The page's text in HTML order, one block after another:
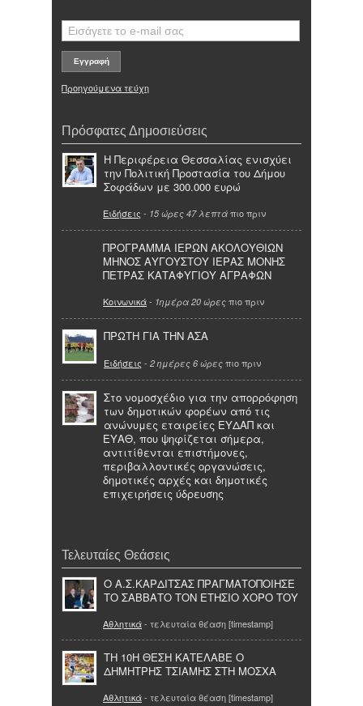
Προηγούμενα τεύχη
Πρόσφατες Δημοσιεύσεις
Η Περιφέρεια Θεσσαλίας ενισχύει
την Πολιτική Προστασία του Δήμου
Σοφάδων με 300.000 ευρώ
Ειδήσεις - 15 ώρες 47 λεπτά πιο πριν
ΠΡΟΓΡΑΜΜΑ ΙΕΡΩΝ ΑΚΟΛΟΥΘΙΩΝ
ΜΗΝΟΣ ΑΥΓΟΥΣΤΟΥ ΙΕΡΑΣ ΜΟΝΗΣ
ΠΕΤΡΑΣ ΚΑΤΑΦΥΓΙΟΥ ΑΓΡΑΦΩΝ
Κοινωνικά- 1ημέρα 20 ώρες πιο πριν
ΠΡΩΤΗ ΓΙΑ ΤΗΝ ΑΣΑ
Ειδήσεις - 2 ημέρες 6 ώρες πιο πριν
Στο νομοσχέδιο για την απορρόφηση
των δημοτικών φορέων από τις
ανώνυμες εταιρείες ΕΥΔΑΠ και
ΕΥΑΘ, που ψηφίζεται σήμερα,
αντιτίθενται επιστήμονες,
περιβαλλοντικές οργανώσεις,
δημοτικές αρχές και δημοτικές
επιχειρήσεις ύδρευσης
Τελευταίες Θεάσεις
Ο Α.Σ.ΚΑΡΔΙΤΣΑΣ ΠΡΑΓΜΑΤΟΠΟΙΗΣΕ
ΤΟ ΣΑΒΒΑΤΟ ΤΟΝ ΕΤΗΣΙΟ ΧΟΡΟ ΤΟΥ
Αθλητικά- τελευταία θέαση [timestamp]
ΤΗ 10Η ΘΕΣΗ ΚΑΤΕΛΑΒΕ Ο
ΔΗΜΗΤΡΗΣ ΤΣΙΑΜΗΣ ΣΤΗ ΜΟΣΧΑ
Αθλητικά- τελευταία θέαση [timestamp]